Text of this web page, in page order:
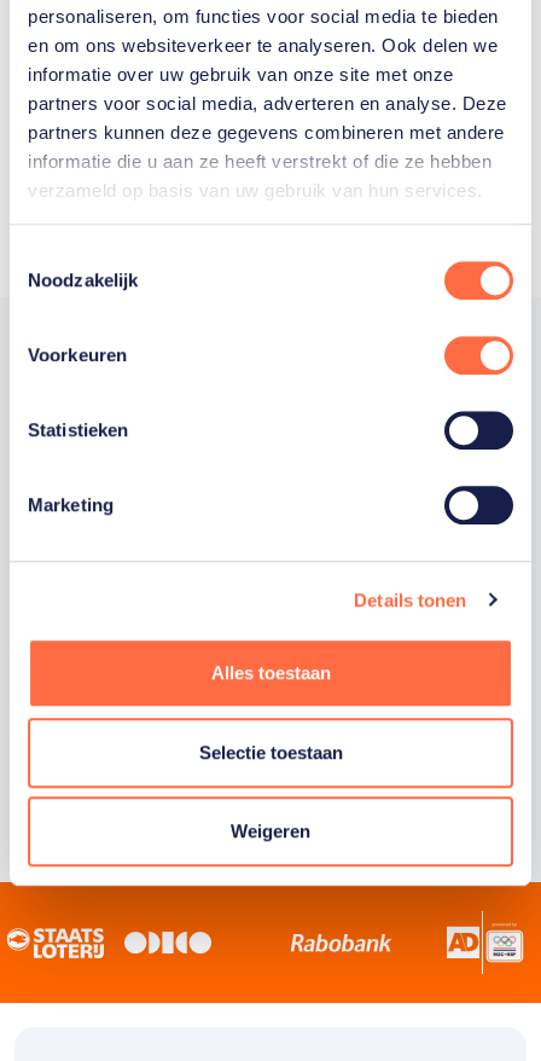
personaliseren, om functies voor social media te bieden
en om ons websiteverkeer te analyseren. Ook delen we
informatie over uw gebruik van onze site met onze
partners voor social media, adverteren en analyse. Deze
partners kunnen deze gegevens combineren met andere
informatie die u aan ze heeft verstrekt of die ze hebben
verzameld op basis van uw gebruik van hun services.
Noodzakelijk
Voorkeuren
Statistieken
Marketing
Details tonen
Alles toestaan
Selectie toestaan
Weigeren
Welke Nederlanders hebben er
ooit meegedaan aan de
Olympische Spelen?
Trotse hoofdsponsor
Staatsloterij is trotse hoofdsponsor van
sportiefste land van de wereld maken.